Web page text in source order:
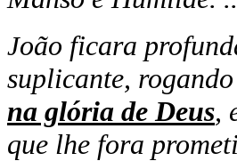
João ficara
suplicante,
na glória de Deus,
que lhe fora